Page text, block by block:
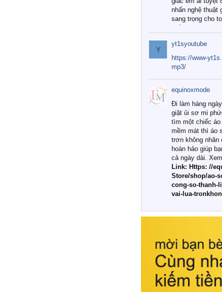
nhấn nghệ thuật
sang trọng cho
Tuy nhiên, giữa
với vô vàn
như hiện nay,
được những bộ
cấp thực sự
khí hậu và nhu
đình? Hãy cùng
giải đáp chi tiết
1. Tại sao các
chuộng chăn ga
Khác với các
thường, những
cao cấp trải qua
nghiêm ngặt từ
liệu tự nhiên đến
nhuộm hiện đại
này, bạn sẽ
hồi chuẩn xác
cột sống.
Bên cạnh đó,
sản phẩm đạt
tế còn giúp ngăn
Y
yt1syoutube
https://www-
mp3/
equinoxmode
Đi làm hàng
giặt ủi sơ mi
tìm một chiếc
mềm mát thì áo
trơn không nhăn
hoàn hảo giúp
cả ngày dài.
Link: Https: //
Store/shop/ao-
cong-so-thanh-
vai-lua-